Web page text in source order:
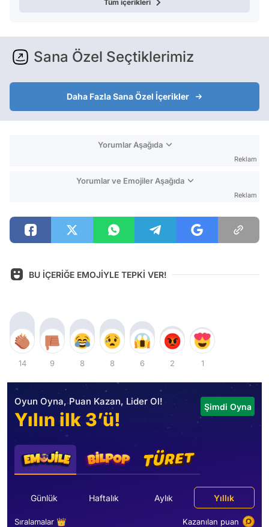
Tüm içerikleri
Sana Özel Seçtiklerimiz
Daha Fazla Sana Özel İçerikler
Yorumlar Aşağıda
Reklam
Yorumlar ve Emojiler Aşağıda
Reklam
BU İÇERİĞE EMOJİYLE TEPKİ VER!
14 9 8 8 6 2 1
Oyun Oyna, Puan Kazan, Lider Ol!
Yılın ilk 3’ü!
Şimdi Oyna
Günlük Haftalık Aylık Yıllık
Sıralamalar 👑 Kazanılan puan